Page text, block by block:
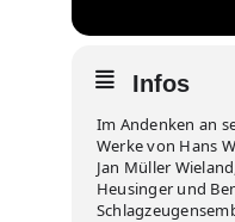
Infos
Im Andenken an
Werke von Hans
Jan Müller
Heusinger und